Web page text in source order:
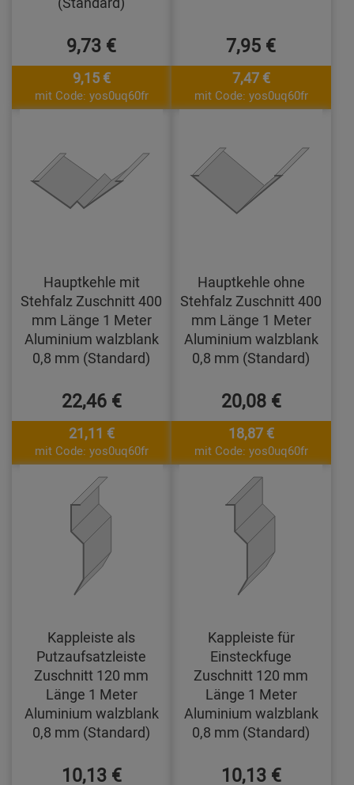
9,73 €
9,15 €
mit Code: yos0uq60fr
7,95 €
7,47 €
mit Code: yos0uq60fr
Hauptkehle mit
Stehfalz Zuschnitt 400
mm Länge 1 Meter
Aluminium walzblank
0,8 mm (Standard)
22,46 €
21,11 €
mit Code: yos0uq60fr
Hauptkehle ohne
Stehfalz Zuschnitt 400
mm Länge 1 Meter
Aluminium walzblank
0,8 mm (Standard)
20,08 €
18,87 €
mit Code: yos0uq60fr
Kappleiste als
Putzaufsatzleiste
Zuschnitt 120 mm
Länge 1 Meter
Aluminium walzblank
0,8 mm (Standard)
10,13 €
Kappleiste für
Einsteckfuge
Zuschnitt 120 mm
Länge 1 Meter
Aluminium walzblank
0,8 mm (Standard)
10,13 €